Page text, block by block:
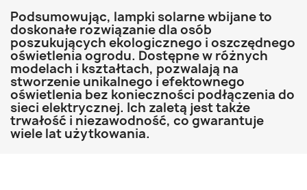
Podsumowując, lampki solarne wbijane to
doskonałe rozwiązanie dla osób
poszukujących ekologicznego i oszczędnego
oświetlenia ogrodu. Dostępne w różnych
modelach i kształtach, pozwalają na
stworzenie unikalnego i efektownego
oświetlenia bez konieczności podłączenia do
sieci elektrycznej. Ich zaletą jest także
trwałość i niezawodność, co gwarantuje
wiele lat użytkowania.